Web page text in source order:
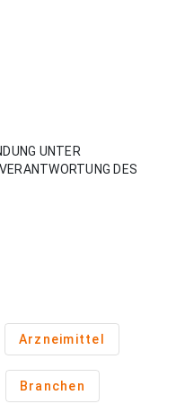
UNTER
DES
Arzneimittel
Branchen